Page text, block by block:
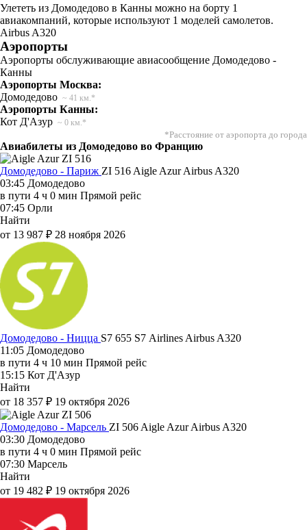
Улететь из Домодедово в Канны можно на борту 1
авиакомпаний, которые используют 1 моделей самолетов.
Airbus A320
Аэропорты
Аэропорты обслуживающие авиасообщение Домодедово -
Канны
Аэропорты Москва:
Домодедово ~ 41 км.*
Аэропорты Канны:
Кот Д'Азур ~ 0 км.*
*Расстояние от аэропорта до города
Авиабилеты из Домодедово во Францию
Домодедово - Париж ZI 516 Aigle AzurAirbus A320
03:45 Домодедово
в пути 4 ч 0 мин Прямой рейс
07:45 Орли
Найти
от 13 987 ₽ 28 ноября 2026
Домодедово - Ницца S7 655 S7 Airlines Airbus A320
11:05 Домодедово
в пути 4 ч 10 мин Прямой рейс
15:15 Кот Д'Азур
Найти
от 18 357 ₽ 19 октября 2026
Домодедово - Марсель ZI 506 Aigle AzurAirbus A320
03:30 Домодедово
в пути 4 ч 0 мин Прямой рейс
07:30 Марсель
Найти
от 19 482 ₽ 19 октября 2026